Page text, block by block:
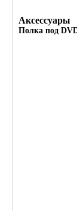
Аксессуары
Полка под